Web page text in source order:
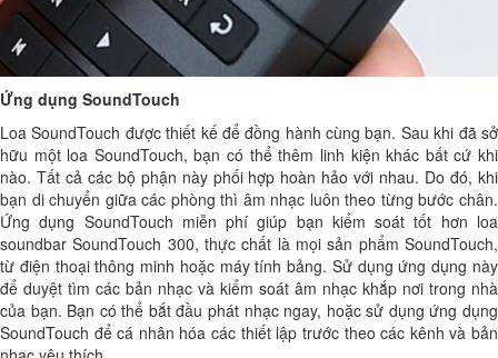
Ứng dụng SoundTouch
Loa SoundTouch được thiết kế để đồng hành cùng bạn. Sau khi đã sở
hữu một loa SoundTouch, bạn có thể thêm linh kiện khác bất cứ khi
nào. Tất cả các bộ phận này phối hợp hoàn hảo với nhau. Do đó, khi
bạn di chuyển giữa các phòng thì âm nhạc luôn theo từng bước chân.
Ứng dụng SoundTouch miễn phí giúp bạn kiểm soát tốt hơn loa
soundbar SoundTouch 300, thực chất là mọi sản phẩm SoundTouch,
từ điện thoại thông minh hoặc máy tính bảng. Sử dụng ứng dụng này
để duyệt tìm các bản nhạc và kiểm soát âm nhạc khắp nơi trong nhà
của bạn. Bạn có thể bắt đầu phát nhạc ngay, hoặc sử dụng ứng dụng
SoundTouch để cá nhân hóa các thiết lập trước theo các kênh và bản